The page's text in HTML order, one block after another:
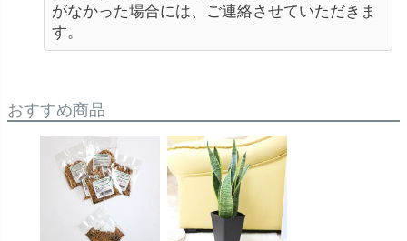
がなかった場合には、ご連絡させていただきま
す。
おすすめ商品